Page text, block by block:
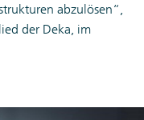
abzulösen“,
der Deka, im